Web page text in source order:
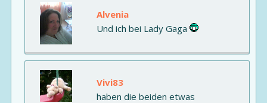
Alvenia
Und ich bei Lady Gaga
Vivi83
haben die beiden etwas